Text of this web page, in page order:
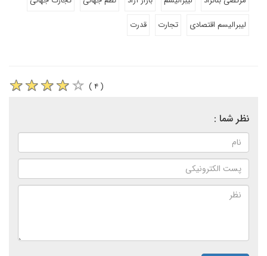
لیبرالیسم اقتصادی
تجارت قدرت
( ۴ )
نظر شما :